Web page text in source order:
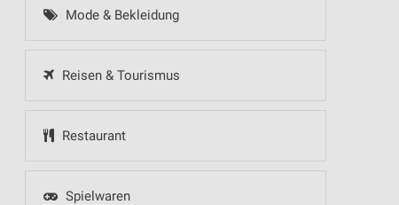
Mode & Bekleidung
Reisen & Tourismus
Restaurant
Spielwaren